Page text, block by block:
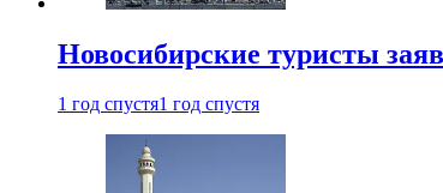
Новосибирские туристы
1 год спустя1 год спустя